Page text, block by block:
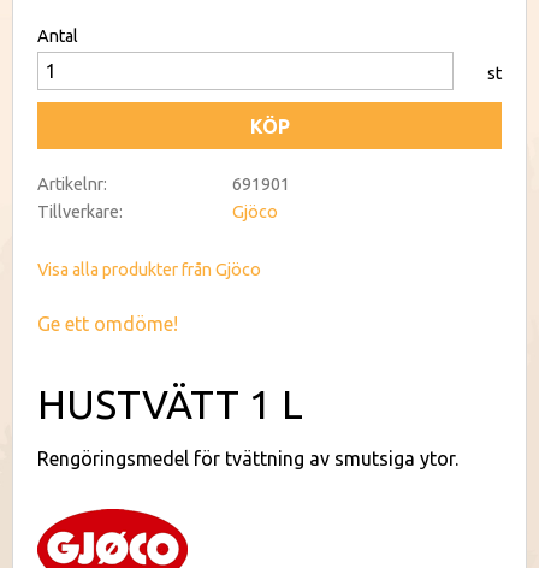
Antal
st
KÖP
Artikelnr
691901
Tillverkare
Gjöco
Visa alla produkter från Gjöco
Ge ett omdöme!
HUSTVÄTT 1 L
Rengöringsmedel för tvättning av smutsiga ytor.